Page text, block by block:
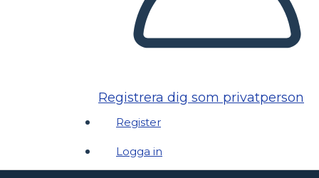
Registrera dig som privatperson
Register
Logga in